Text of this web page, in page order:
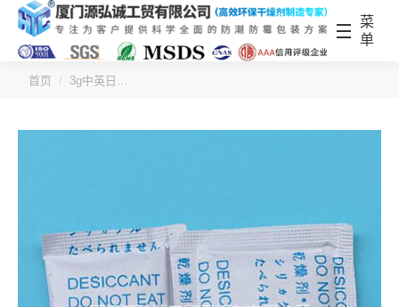
菜
单
您的位置：
首页 3g中英日…